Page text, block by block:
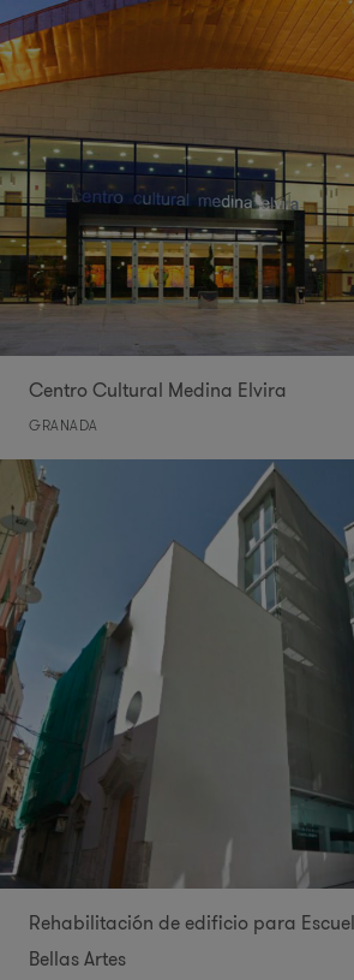
Centro Cultural Medina Elvira
GRANADA
Rehabilitación de edificio para
Bellas Artes